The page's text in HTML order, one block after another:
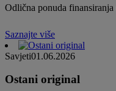
Odlična ponuda finansiranja
Saznajte više
Savjeti01.06.2026
Ostani original